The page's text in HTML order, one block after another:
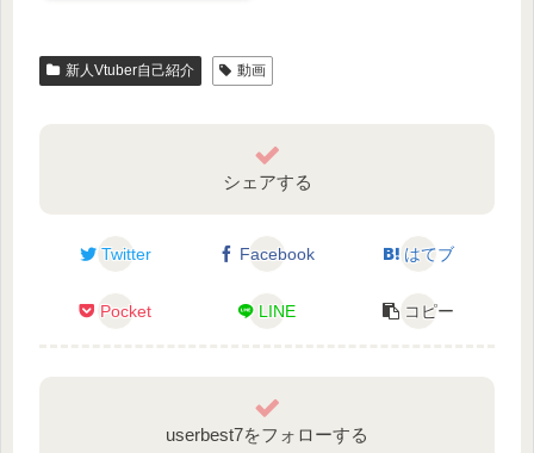
新人Vtuber自己紹介 動画
シェアする
Twitter Facebook はてブ
Pocket LINE コピー
userbest7をフォローする